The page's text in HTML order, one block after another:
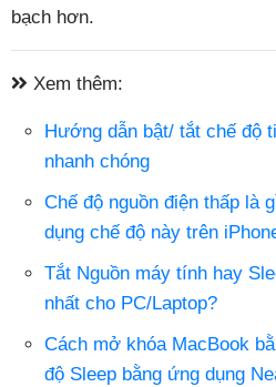
bạch hơn.
Xem thêm:
Hướng dẫn bật/ tắt chế độ
nhanh chóng
Chế độ nguồn điện thấp là
dụng chế độ này trên
Tắt Nguồn máy tính hay
nhất cho PC/Laptop?
Cách mở khóa MacBook
độ Sleep bằng ứng dụng